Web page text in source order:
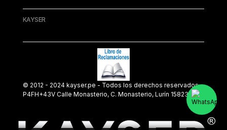
KAYSER
© 2012 - 2024 kayser.pe - Todos los derechos reservados.
P4FH+43V Calle Monasterio, C. Monasterio, Lurín 15823